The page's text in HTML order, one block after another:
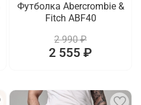
Футболка Abercrombie &
Fitch ABF40
2 990 ₽
2 555 ₽